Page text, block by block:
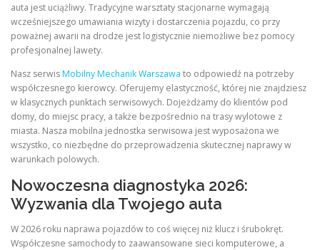
auta jest uciążliwy. Tradycyjne warsztaty stacjonarne wymagają
wcześniejszego umawiania wizyty i dostarczenia pojazdu, co przy
poważnej awarii na drodze jest logistycznie niemożliwe bez pomocy
profesjonalnej lawety.
Nasz serwisMobilny Mechanik Warszawa to odpowiedź na potrzeby
współczesnego kierowcy. Oferujemy elastyczność, której nie znajdziesz
w klasycznych punktach serwisowych. Dojeżdżamy do klientów pod
domy, do miejsc pracy, a także bezpośrednio na trasy wylotowe z
miasta. Nasza mobilna jednostka serwisowa jest wyposażona we
wszystko, co niezbędne do przeprowadzenia skutecznej naprawy w
warunkach polowych.
Nowoczesna diagnostyka 2026:
Wyzwania dla Twojego auta
W 2026 roku naprawa pojazdów to coś więcej niż klucz i śrubokręt.
Współczesne samochody to zaawansowane sieci komputerowe, a